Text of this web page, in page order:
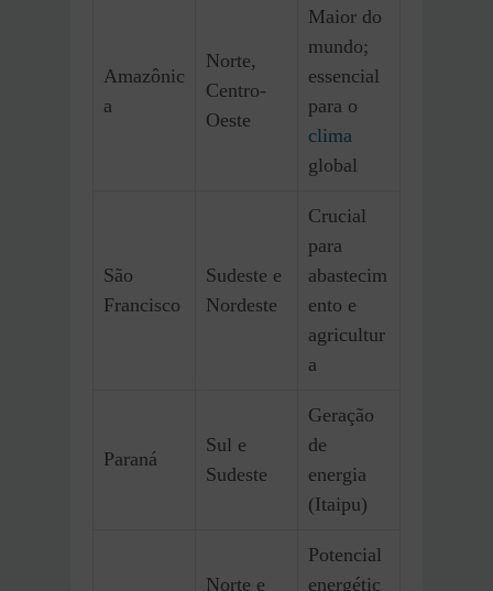
Amazônic
a
Norte,
Centro-
Oeste
Maior do
mundo;
essencial
para o
clima
global
São
Francisco
Sudeste e
Nordeste
Crucial
para
abastecim
ento e
agricultur
a
Paraná
Sul e
Sudeste
Geração
de
energia
(Itaipu)
Norte e
Potencial
energétic